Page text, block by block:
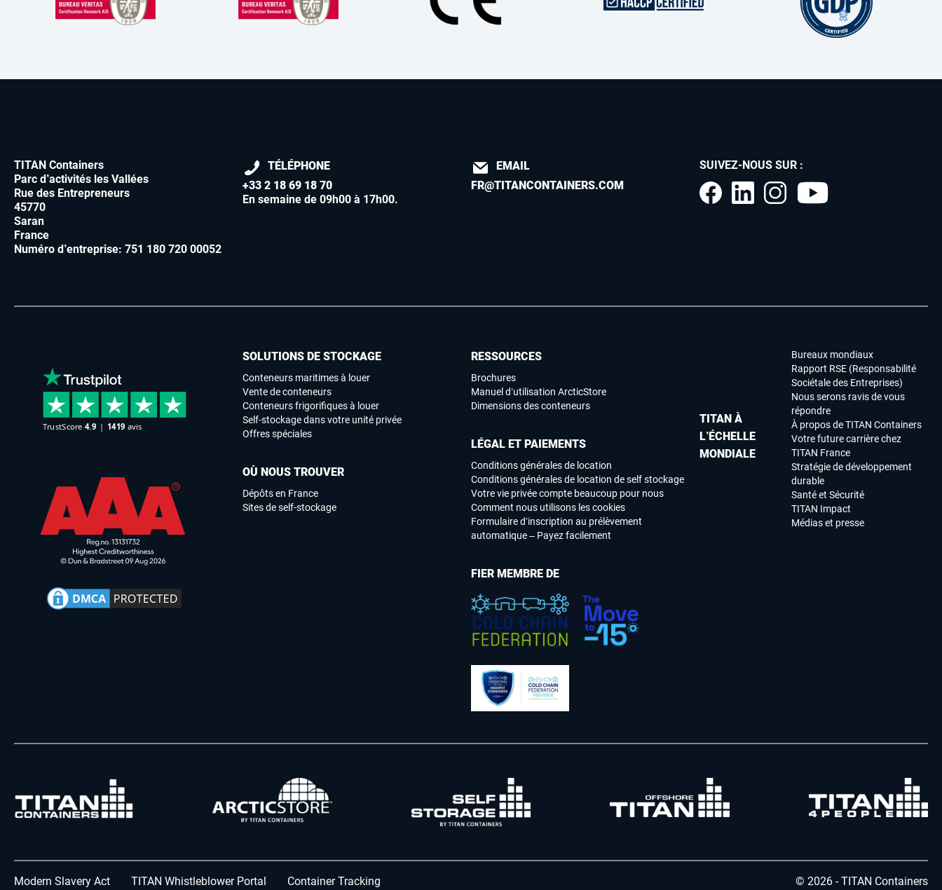
TITAN Containers
Parc d’activités les Vallées
Rue des Entrepreneurs
45770
Saran
France
Numéro d’entreprise: 751 180 720 00052
TÉLÉPHONE
+33 2 18 69 18 70
En semaine de 09h00 à 17h00.
EMAIL
FR@TITANCONTAINERS.COM
SUIVEZ-NOUS SUR :
SOLUTIONS DE STOCKAGE
Conteneurs maritimes à louer
Vente de conteneurs
Conteneurs frigorifiques à louer
Self-stockage dans votre unité privée
Offres spéciales
OÙ NOUS TROUVER
Dépôts en France
Sites de self-stockage
TITAN À
L’ÉCHELLE
MONDIALE
Bureaux mondiaux
Rapport RSE (Responsabilité
Sociétale des Entreprises)
Nous serons ravis de vous
répondre
À propos de TITAN Containers
Votre future carrière chez
TITAN France
Stratégie de développement
durable
Santé et Sécurité
TITAN Impact
Médias et presse
RESSOURCES
Brochures
Manuel d’utilisation ArcticStore
Dimensions des conteneurs
LÉGAL ET PAIEMENTS
Conditions générales de location
Conditions générales de location de self stockage
Votre vie privée compte beaucoup pour nous
Comment nous utilisons les cookies
Formulaire d’inscription au prélèvement
automatique – Payez facilement
FIER MEMBRE DE
Modern Slavery Act TITAN Whistleblower Portal Container Tracking © 2026 - TITAN Containers